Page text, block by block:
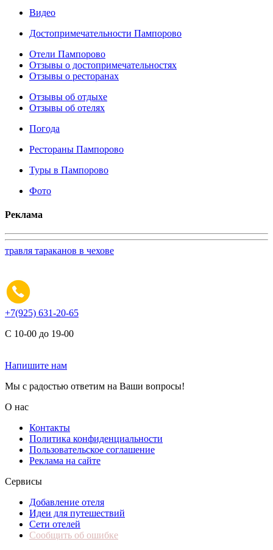
Видео
Достопримечательности Пампорово
Отели Пампорово
Отзывы о достопримечательностях
Отзывы о ресторанах
Отзывы об отдыхе
Отзывы об отелях
Погода
Рестораны Пампорово
Туры в Пампорово
Фото
Реклама
травля тараканов в чехове
+7(925) 631-20-65
С 10-00 до 19-00
Напишите нам
Мы с радостью ответим на Ваши вопросы!
О нас
Контакты
Политика конфиденциальности
Пользовательское соглашение
Реклама на сайте
Сервисы
Добавление отеля
Идеи для путешествий
Сети отелей
Сообщить об ошибке